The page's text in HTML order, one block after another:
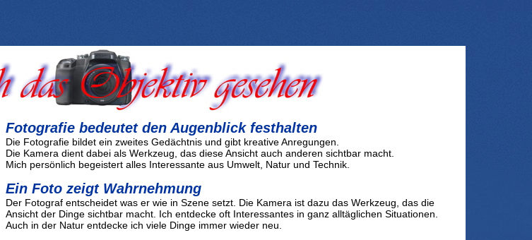
Fotografie bedeutet den Augenblick festhalten
Die Fotografie bildet ein zweites Gedächtnis und gibt kreative Anregungen.
Die Kamera dient dabei als Werkzeug, das diese Ansicht auch anderen sichtbar macht.
Mich persönlich begeistert alles Interessante aus Umwelt, Natur und Technik.
Ein Foto zeigt Wahrnehmung
Der Fotograf entscheidet was er wie in Szene setzt. Die Kamera ist dazu das Werkzeug, das die
Ansicht der Dinge sichtbar macht. Ich entdecke oft Interessantes in ganz alltäglichen Situationen.
Auch in der Natur entdecke ich viele Dinge immer wieder neu.